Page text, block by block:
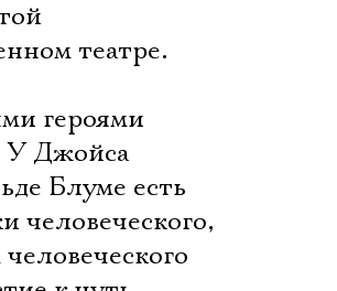
театре.
героями
У Джойса
Блуме есть
человеческого,
